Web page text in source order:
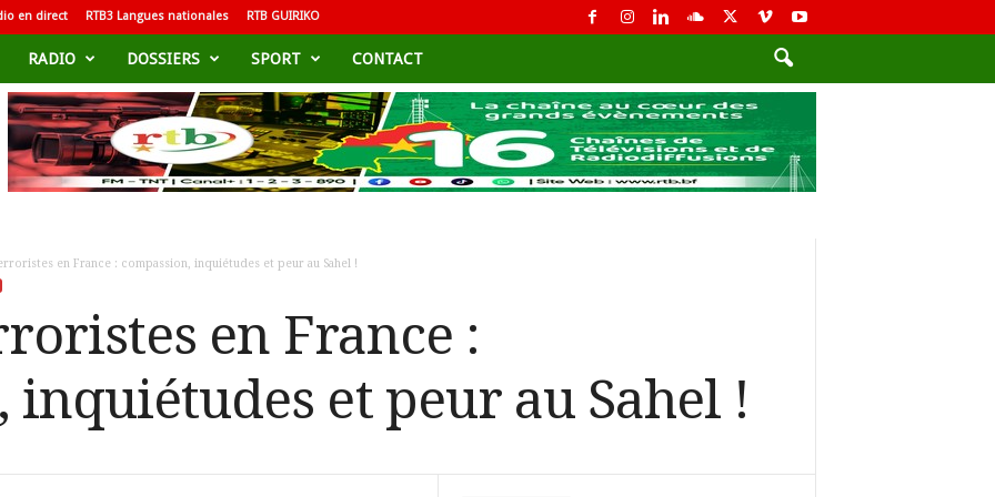
en direct RTB3 Langues nationales RTB GUIRIKO
RADIO DOSSIERS SPORT CONTACT
en France : compassion, inquiétudes et peur au Sahel !
en France :
inquiétudes et peur au Sahel !